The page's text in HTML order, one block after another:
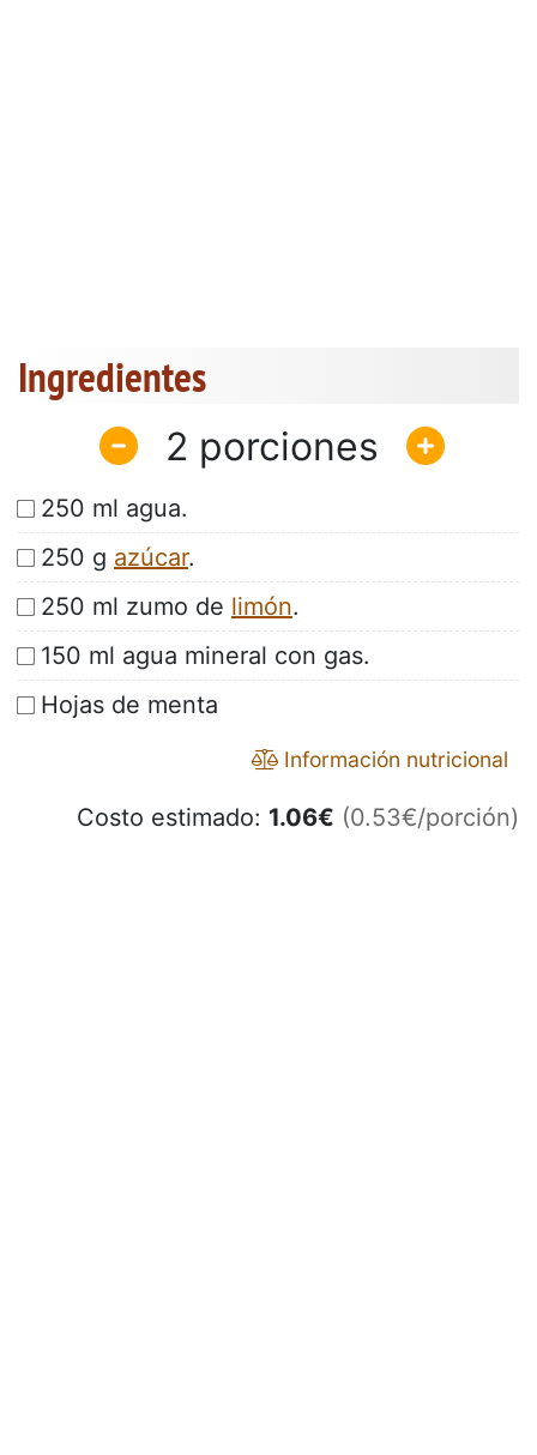
Ingredientes
2
250 ml agua.
250 g azúcar.
250 ml zumo de limón.
150 ml agua mineral con gas.
Hojas de menta
Información nutricional
Costo estimado: 1.06€ (0.53€/porción)